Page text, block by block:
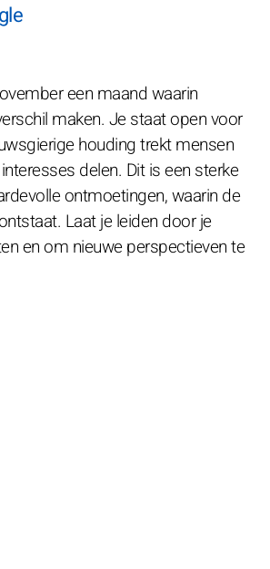
een maand waarin
maken. Je staat open voor
houding trekt mensen
delen. Dit is een sterke
ontmoetingen, waarin de
Laat je leiden door je
en om nieuwe perspectieven te